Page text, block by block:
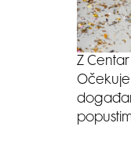
Z
Očekuje